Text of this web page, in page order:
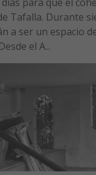
Tafalla. Durante
a ser un espacio
el A...